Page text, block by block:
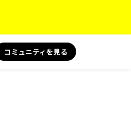
コミュニティを見る